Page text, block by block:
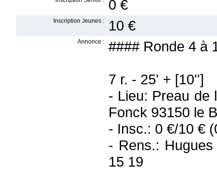
0 €
Inscription Jeunes : 10 €
Annonce : #### Ronde 4 à
7 r. - 25' + [10'']
- Lieu: Preau de
Fonck 93150 le
- Insc.: 0 €/10 €
- Rens.:
15 19